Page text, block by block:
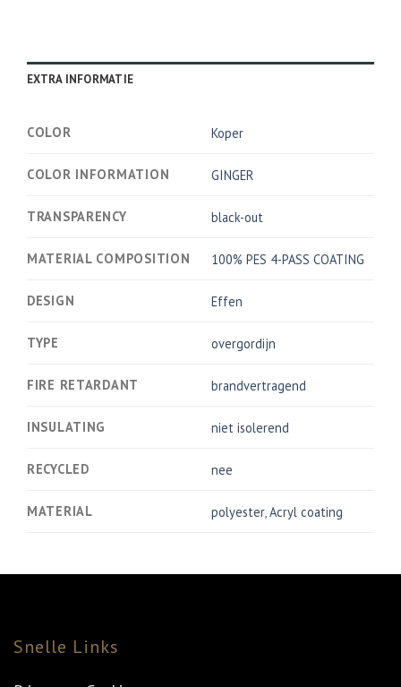
EXTRA INFORMATIE
COLOR Koper
COLOR INFORMATION GINGER
TRANSPARENCY black-out
MATERIAL COMPOSITION 100% PES 4-PASS COATING
DESIGN Effen
TYPE overgordijn
FIRE RETARDANT brandvertragend
INSULATING niet isolerend
RECYCLED nee
MATERIAL polyester,Acryl coating
Snelle Links